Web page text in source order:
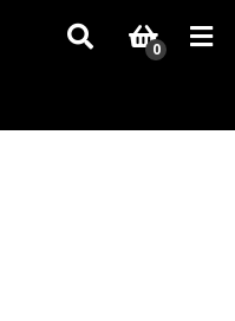
dílů, které nejsou skladem,
pochopení.
0